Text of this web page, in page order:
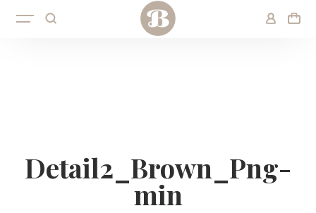
Detail2_Brown_Png-
min